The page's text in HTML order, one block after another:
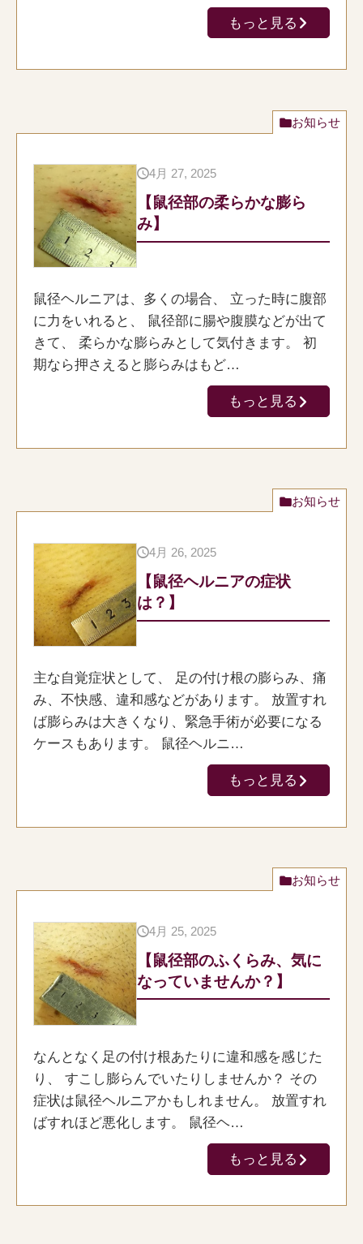
もっと見る
お知らせ
4月 27, 2025
【鼠径部の柔らかな膨ら
み】
鼠径ヘルニアは、多くの場合、 立った時に腹部
に力をいれると、 鼠径部に腸や腹膜などが出て
きて、 柔らかな膨らみとして気付きます。 初
期なら押さえると膨らみはもど…
もっと見る
お知らせ
4月 26, 2025
【鼠径ヘルニアの症状
は？】
主な自覚症状として、 足の付け根の膨らみ、痛
み、不快感、違和感などがあります。 放置すれ
ば膨らみは大きくなり、緊急手術が必要になる
ケースもあります。 鼠径ヘルニ…
もっと見る
お知らせ
4月 25, 2025
【鼠径部のふくらみ、気に
なっていませんか？】
なんとなく足の付け根あたりに違和感を感じた
り、 すこし膨らんでいたりしませんか？ その
症状は鼠径ヘルニアかもしれません。 放置すれ
ばすれほど悪化します。 鼠径ヘ…
もっと見る